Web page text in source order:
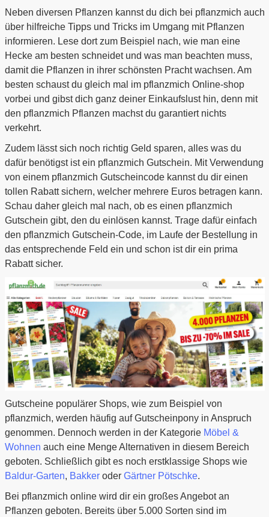
Neben diversen Pflanzen kannst du dich bei pflanzmich auch
über hilfreiche Tipps und Tricks im Umgang mit Pflanzen
informieren. Lese dort zum Beispiel nach, wie man eine
Hecke am besten schneidet und was man beachten muss,
damit die Pflanzen in ihrer schönsten Pracht wachsen. Am
besten schaust du gleich mal im pflanzmich Online-shop
vorbei und gibst dich ganz deiner Einkaufslust hin, denn mit
den pflanzmich Pflanzen machst du garantiert nichts
verkehrt.
Zudem lässt sich noch richtig Geld sparen, alles was du
dafür benötigst ist ein pflanzmich Gutschein. Mit Verwendung
von einem pflanzmich Gutscheincode kannst du dir einen
tollen Rabatt sichern, welcher mehrere Euros betragen kann.
Schau daher gleich mal nach, ob es einen pflanzmich
Gutschein gibt, den du einlösen kannst. Trage dafür einfach
den pflanzmich Gutschein-Code, im Laufe der Bestellung in
das entsprechende Feld ein und schon ist dir ein prima
Rabatt sicher.
Gutscheine populärer Shops, wie zum Beispiel von
pflanzmich, werden häufig auf Gutscheinpony in Anspruch
genommen. Dennoch werden in der Kategorie Möbel &
Wohnen auch eine Menge Alternativen in diesem Bereich
geboten. Schließlich gibt es noch erstklassige Shops wie
Baldur-Garten, Bakkeroder Gärtner Pötschke.
Bei pflanzmich online wird dir ein großes Angebot an
Pflanzen geboten. Bereits über 5.000 Sorten sind im